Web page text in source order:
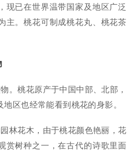
现已在世界温带国家及地区广泛
主。桃花可制成桃花丸、桃花茶
。桃花原产于中国中部、北部，
区也经常能看到桃花的身影。
林花木，由于桃花颜色艳丽，花
赏树种之一，在古代的诗歌里面